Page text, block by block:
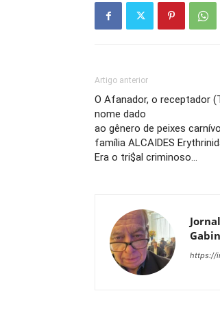
Artigo anterior
O Afanador, o receptador
nome dado
ao gênero de peixes
família ALCAIDES
Era o tri$al criminoso…
https://